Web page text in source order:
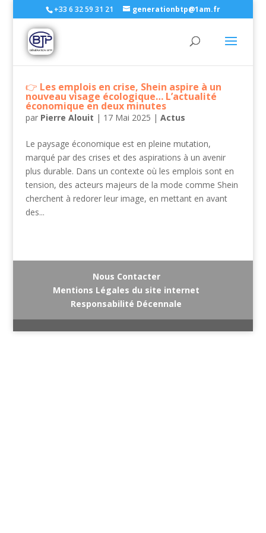
+33 6 32 59 31 21 generationbtp@1am.fr
Les emplois en crise, Shein aspire à un
nouveau visage écologique… L’actualité
économique en deux minutes
par Pierre Alouit | 17 Mai 2025 | Actus
Le paysage économique est en pleine mutation,
marqué par des crises et des aspirations à un avenir
plus durable. Dans un contexte où les emplois sont en
tension, des acteurs majeurs de la mode comme Shein
cherchent à redorer leur image, en mettant en avant
des...
Nous Contacter
Mentions Légales du site internet
Responsabilité Décennale